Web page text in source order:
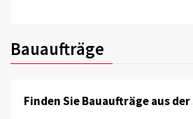
Bauaufträge
Finden Sie Bauaufträge aus